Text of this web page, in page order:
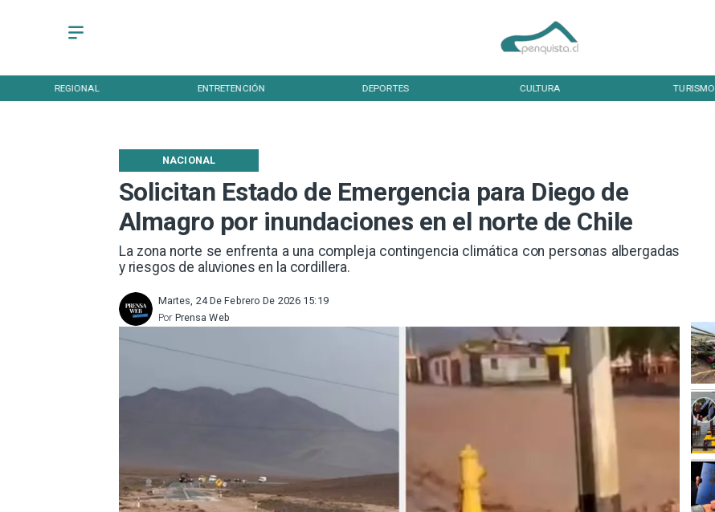
REGIONAL ENTRETENCIÓN DEPORTES CULTURA TURISMO
Solicitan Estado de Emergencia para Diego de
Almagro por inundaciones en el norte de Chile
La zona norte se enfrenta a una compleja contingencia climática con personas albergadas
y riesgos de aluviones en la cordillera.
NACIONAL
Martes, 24 De Febrero De 2026 15:19
Prensa Web
Por